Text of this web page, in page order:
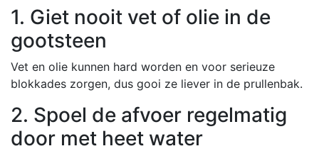
1. Giet nooit vet of olie in de
gootsteen
Vet en olie kunnen hard worden en voor serieuze
blokkades zorgen, dus gooi ze liever in de prullenbak.
2. Spoel de afvoer regelmatig
door met heet water